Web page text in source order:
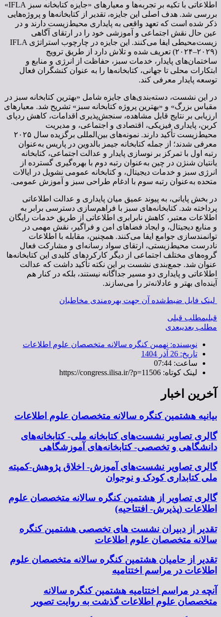
اطلاعاتی با تکیه بر تجربه‌ها و معیارهای «جایزه کتابخانه سبز IFLA»
بررسی شد. هدف اصلی این جایزه، تقدیر از کتابخانه‌ها و پروژه‌هایی
ذکر شده است که تعهد واقعی به پایداری محیط‌زیست دارند و در
عین حال نقش اجتماعی و آموزشی خود را در ارتقای آگاهی
زیست‌محیطی ایفا می‌کنند. این جایزه در چارچوب استراتژی IFLA
(۲۰۲۴–۲۰۲۹) تعریف شده و تلاش دارد از طریق ترویج
ساختمان‌های پایدار، خدمات سبز، حفاظت از انرژی و منابع و
ابتکارات محلی تا جهانی، کتابخانه‌ها را به عنوان کنشگران فعال
توسعه پایدار معرفی کند.
در این نشست، دسته‌بندی‌های جایزه شامل «بهترین کتابخانه سبز در
مقیاس بزرگ» و «بهترین پروژه کتابخانه سبز» تشریح شد. معیارهای
ارزیابی بر نتایج قابل مشاهده، سنجش‌پذیری اقدامات، کاهش ردپای
کربن، پایداری فیزیکی، اقتصادی و اجتماعی، و مدیریت
محیط‌زیست تأکید دارند. نمونه‌های بین‌المللی برگزیده سال ۲۰۲۵
معرفی شدند؛ از جمله کتابخانه جیمز بالدوین در پاریس به‌عنوان
رتبه اول با تمرکز بر نوسازی پایدار و عدالت اجتماعی، کتابخانه
یانتیان شنژن در چین به‌عنوان رتبه دوم با بهره‌گیری گسترده از
انرژی سبز و خدمات دیجیتال، و کتابخانه عمومی نشویل در ایالات
متحده به‌عنوان رتبه سوم با ادغام طراحی سبز و آموزش عمومی.
در بخش پایانی، به پیوند عمیق میان پایداری و عدالت اطلاعاتی
پرداخته شد. کتابخانه‌های سبز با فراهم‌سازی دسترسی برابر به
اطلاعات معتبر، کاهش نابرابری اطلاعاتی از طریق خدمات رایگان
و منابع دیجیتال، و ایجاد فضاهای امن و فراگیر، نقش مهمی در
توانمندسازی جوامع ایفا می‌کنند. همچنین، مقابله با اطلاعات
نادرست محیط‌زیستی، ارتقای سواد رسانه‌ای و مشارکت فعال
گروه‌های مختلف اجتماعی از دیگر کارکردهای کلیدی این کتابخانه‌ها
عنوان شد. جمع‌بندی نشست بر این نکته تأکید داشت که عدالت
اطلاعاتی و پایداری دو مسیر جداگانه نیستند، بلکه در کنار هم
آینده‌ای بهتر و عادلانه‌تر را می‌سازند.
لینک فایل ضبط‌شده‌ آن جهت بهره‌مندی مخاطبان
قبلیمطلب قبلی
مطلب بعدیبعدی
نویسنده: نهمین کنگره سالانه متخصصان علوم اطلاعات
تاریخ: 26 آذر 1404
ساعت: 07:44
لینک کوتاه: https://congress.ilisa.ir/?p=11506
آخرین اخبار
بیانیه هشتمین کنگره سالانه متخصصان علوم اطلاعات
گالری تصاویر نشست‌های کتابخانه ملی- کتابخانه‌های
دانشگاهی و تخصصی- کتابخانه‌های آموزشگاهی
گالری تصاویر نشست‌های آموزش- اخلاق پژوهش-کمیته
ملی کتابداری کودک و نوجوان
گالری تصاویر از هشتمین کنگره سالانه متخصصان علوم
اطلاعات (پذیرش- افتتاحیه)
تقدیر از دبیران نشست های تخصصی هشتمین کنگره
سالانه متخصصان علوم اطلاعات
تقدیر از حامیان هشتمین کنگره سالانه متخصصان علوم
اطلاعات در مراسم اختتامیه
آنچه در مراسم اختتامیه هشتمین کنگره سالانه
متخصصان علوم اطلاعات گذشت به روایت تصویر